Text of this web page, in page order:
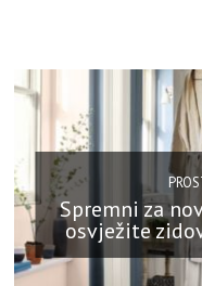
Spremni za
osvježite